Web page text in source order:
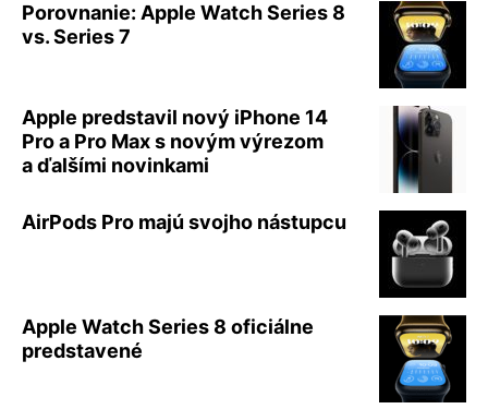
Porovnanie: Apple Watch Series 8
vs. Series 7
Apple predstavil nový iPhone 14
Pro a Pro Max s novým výrezom
a ďalšími novinkami
AirPods Pro majú svojho nástupcu
Apple Watch Series 8 oficiálne
predstavené